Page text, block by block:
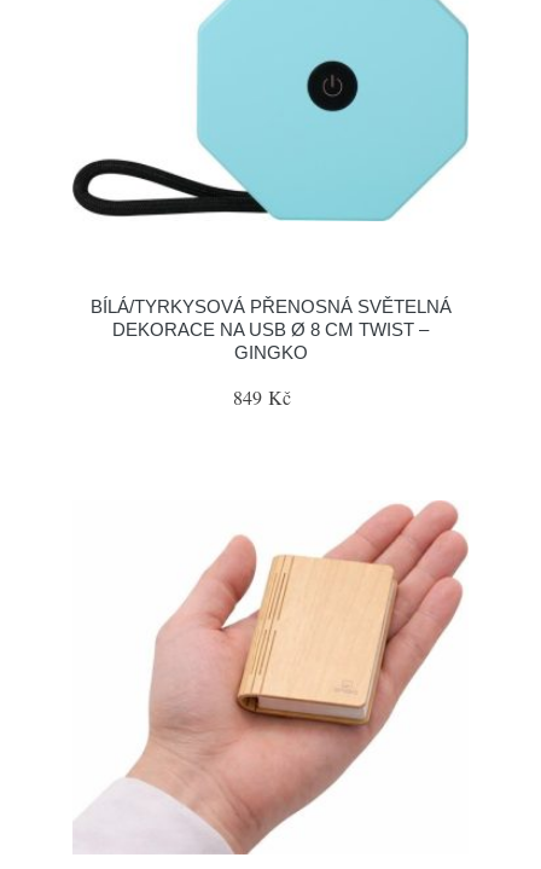
BÍLÁ/TYRKYSOVÁ PŘENOSNÁ SVĚTELNÁ
DEKORACE NA USB Ø 8 CM TWIST –
GINGKO
849 Kč